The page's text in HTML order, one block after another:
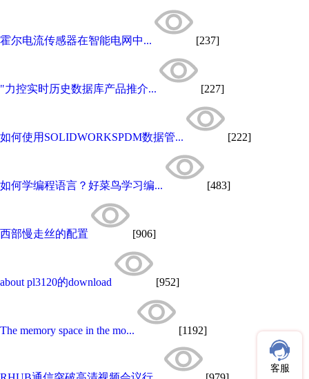
霍尔电流传感器在智能电网中... [237]
"力控实时历史数据库产品推介... [227]
如何使用SOLIDWORKSPDM数据管... [222]
如何学编程语言？好菜鸟学习编... [483]
西部慢走丝的配置 [906]
about pl3120的download [952]
The memory space in the mo... [1192]
客服